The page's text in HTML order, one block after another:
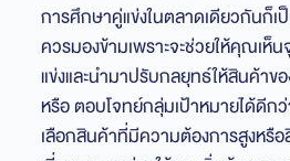
การศึกษาคู่แข่งในตลาดเดียวกันก็
ควรมองข้ามเพราะจะช่วยให้คุณเห็
แข่งและนำมาปรับกลยุทธ์ให้สินค้า
หรือ ตอบโจทย์กลุ่มเป้าหมายได้ดีก
เลือกสินค้าที่มีความต้องการสูงห